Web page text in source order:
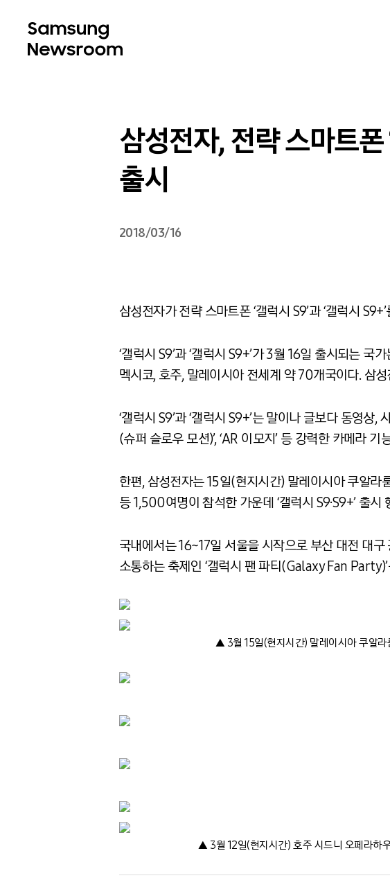
삼성전자, 전략 스마트폰
출시
2018/03/16
삼성전자가 전략 스마트폰 ‘갤럭시 S9’과 ‘갤럭시
‘갤럭시 S9’과 ‘갤럭시 S9+’가 3월 16일 출시되는
멕시코, 호주, 말레이시아 전세계 약 70개국이다. 삼
‘갤럭시 S9’과 ‘갤럭시 S9+’는 말이나 글보다 동영상
(슈퍼 슬로우 모션)’, ‘AR 이모지’ 등 강력한 카메라 기
한편, 삼성전자는 15일(현지시간) 말레이시아 쿠알
등 1,500여명이 참석한 가운데 ‘갤럭시 S9·S9+’ 출
국내에서는 16~17일 서울을 시작으로 부산 대전 대
소통하는 축제인 ‘갤럭시 팬 파티(Galaxy Fan
▲ 3월 15일(현지시간) 말레이시아 쿠알라
▲ 3월 12일(현지시간) 호주 시드니 오페라하우